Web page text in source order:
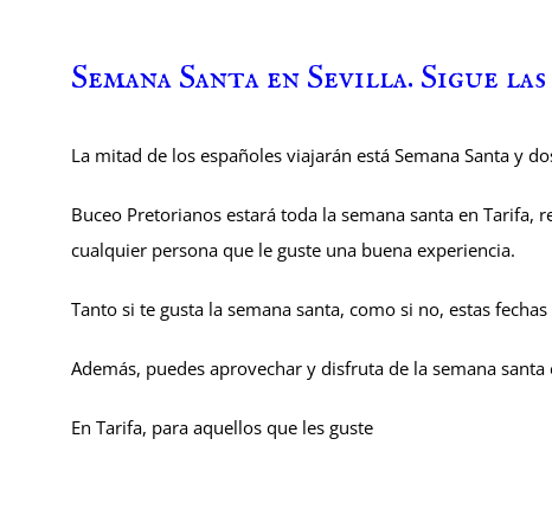
Semana Santa en Sevilla. Sigue
La mitad de los españoles viajarán está Semana Santa y
Buceo Pretorianos estará toda la semana santa en
cualquier persona que le guste una buena experiencia.
Tanto si te gusta la semana santa, como si no, estas
Además, puedes aprovechar y disfruta de la semana
En Tarifa, para aquellos que les guste